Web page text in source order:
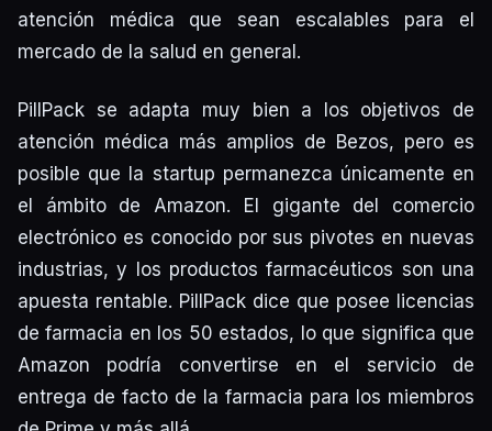
atención médica que sean escalables para el
mercado de la salud en general.
PillPack se adapta muy bien a los objetivos de
atención médica más amplios de Bezos, pero es
posible que la startup permanezca únicamente en
el ámbito de Amazon. El gigante del comercio
electrónico es conocido por sus pivotes en nuevas
industrias, y los productos farmacéuticos son una
apuesta rentable. PillPack dice que posee licencias
de farmacia en los 50 estados, lo que significa que
Amazon podría convertirse en el servicio de
entrega de facto de la farmacia para los miembros